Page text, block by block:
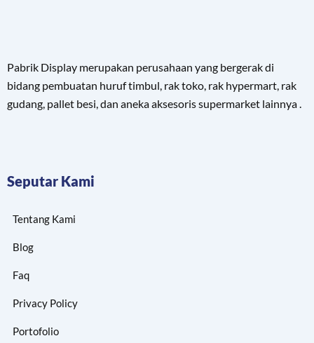
Pabrik Display merupakan perusahaan yang bergerak di
bidang pembuatan huruf timbul, rak toko, rak hypermart, rak
gudang, pallet besi, dan aneka aksesoris supermarket lainnya .
Seputar Kami
Tentang Kami
Blog
Faq
Privacy Policy
Portofolio